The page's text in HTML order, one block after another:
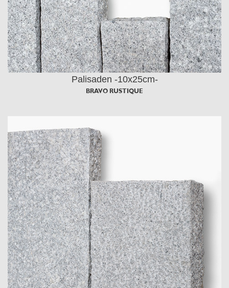
Palisaden -10x25cm-
BRAVO RUSTIQUE